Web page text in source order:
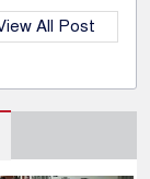
All Post